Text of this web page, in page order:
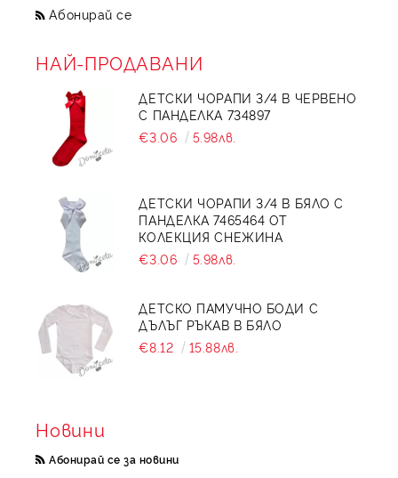
Абонирай се
НАЙ-ПРОДАВАНИ
ДЕТСКИ ЧОРАПИ 3/4 В ЧЕРВЕНО
С ПАНДЕЛКА 734897
€3.06
5.98лв.
ДЕТСКИ ЧОРАПИ 3/4 В БЯЛО С
ПАНДЕЛКА 7465464 ОТ
КОЛЕКЦИЯ СНЕЖИНА
€3.06
5.98лв.
ДЕТСКО ПАМУЧНО БОДИ С
ДЪЛЪГ РЪКАВ В БЯЛО
€8.12
15.88лв.
Новини
Абонирай се за новини